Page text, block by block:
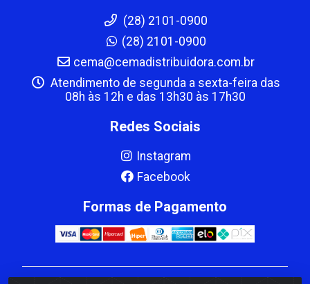
(28) 2101-0900
(28) 2101-0900
cema@cemadistribuidora.com.br
Atendimento de segunda a sexta-feira das
08h às 12h e das 13h30 às 17h30
Redes Sociais
Instagram
Facebook
Formas de Pagamento